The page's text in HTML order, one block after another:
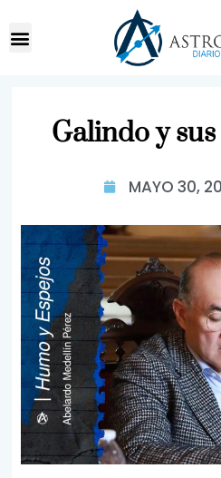
Galindo y
MAYO 30,